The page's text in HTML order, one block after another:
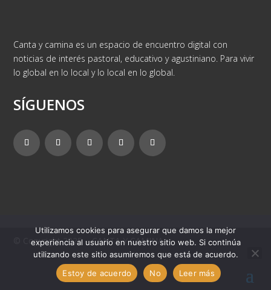
Canta y camina es un espacio de encuentro digital con
noticias de interés pastoral, educativo y agustiniano. Para vivir
lo global en lo local y lo local en lo global.
SÍGUENOS
© Copyright 2025 – CANTA Y CAMINA
Utilizamos cookies para asegurar que damos la mejor
experiencia al usuario en nuestro sitio web. Si continúa
utilizando este sitio asumiremos que está de acuerdo.
Estoy de acuerdo
No Leer más